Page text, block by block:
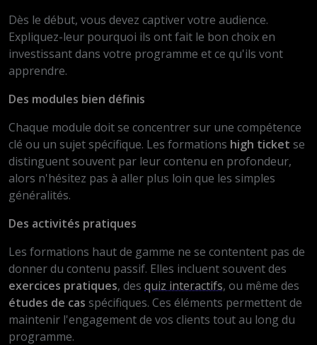
Dès le début, vous devez captiver votre audience.
Expliquez-leur pourquoi ils ont fait le bon choix en
investissant dans votre programme et ce qu'ils vont
apprendre.
Des modules bien définis
Chaque module doit se concentrer sur une compétence
clé ou un sujet spécifique. Les formations high ticket se
distinguent souvent par leur contenu en profondeur,
alors n'hésitez pas à aller plus loin que les simples
généralités.
Des activités pratiques
Les formations haut de gamme ne se contentent pas de
donner du contenu passif. Elles incluent souvent des
exercices pratiques, des quiz interactifs, ou même des
études de cas spécifiques. Ces éléments permettent de
maintenir l'engagement de vos clients tout au long du
programme.